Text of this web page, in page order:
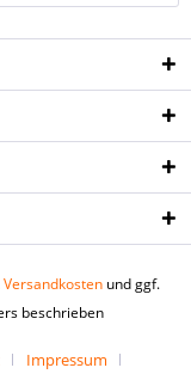
Versandkosten und ggf.
beschrieben
Impressum